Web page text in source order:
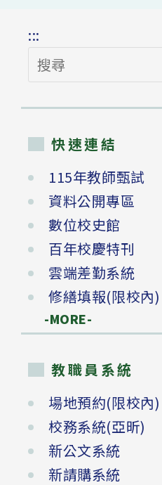
:::
搜
尋
快速連結
115年教師甄試
資料公開專區
數位校史館
百年校慶特刊
雲端差勤系統
修繕填報(限校內)
-MORE-
教職員系統
場地預約(限校內)
校務系統(亞昕)
新公文系統
新請購系統